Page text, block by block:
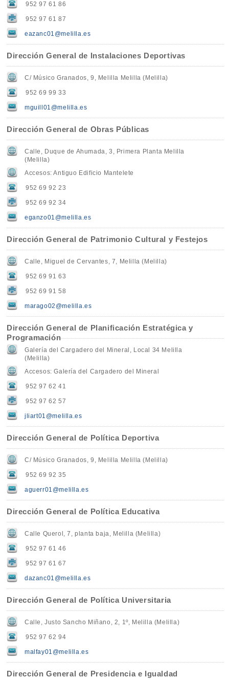
952 97 61 86
952 97 61 87
eazanc01@melilla.es
Dirección General de Instalaciones Deportivas
C/ Músico Granados, 9, Melilla Melilla (Melilla)
952 69 99 33
mguill01@melilla.es
Dirección General de Obras Públicas
Calle, Duque de Ahumada, 3, Primera Planta Melilla
(Melilla)
Accesos: Antiguo Edificio Mantelete
952 69 92 23
952 69 92 34
eganzo01@melilla.es
Dirección General de Patrimonio Cultural y Festejos
Calle, Miguel de Cervantes, 7, Melilla (Melilla)
952 69 91 63
952 69 91 58
marago02@melilla.es
Dirección General de Planificación Estratégica y
Programación
Galería del Cargadero del Mineral, Local 34 Melilla
(Melilla)
Accesos: Galería del Cargadero del Mineral
952 97 62 41
952 97 62 57
jliart01@melilla.es
Dirección General de Política Deportiva
C/ Músico Granados, 9, Melilla Melilla (Melilla)
952 69 92 35
aguerr01@melilla.es
Dirección General de Política Educativa
Calle Querol, 7, planta baja, Melilla (Melilla)
952 97 61 46
952 97 61 67
dazanc01@melilla.es
Dirección General de Política Universitaria
Calle, Justo Sancho Miñano, 2, 1º, Melilla (Melilla)
952 97 62 94
malfay01@melilla.es
Dirección General de Presidencia e Igualdad